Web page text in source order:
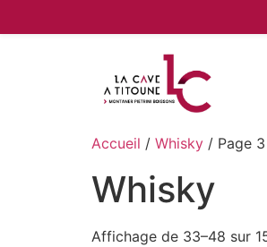
Accueil / Whisky / Page 3
Whisky
Affichage de 33–48 sur